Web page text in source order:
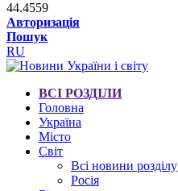
44.4559
Авторизація
Пошук
RU
ВСІ РОЗДІЛИ
Головна
Україна
Місто
Світ
Всі новини розділу
Росія